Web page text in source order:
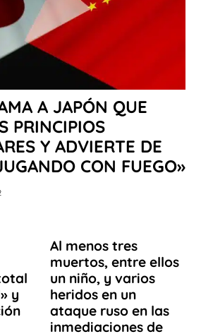
A JAPÓN QUE
PRINCIPIOS
Y ADVIERTE DE
CON FUEGO»
y
Al menos tres
muertos, entre ellos
un niño, y varios
heridos en un
ataque ruso en las
inmediaciones de